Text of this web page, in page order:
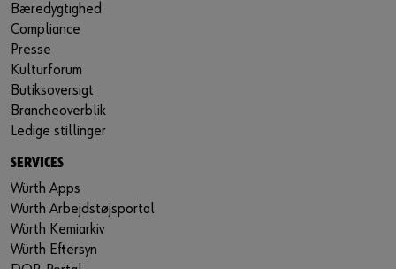
Bæredygtighed
Compliance
Presse
Kulturforum
Butiksoversigt
Brancheoverblik
Ledige stillinger
SERVICES
Würth Apps
Würth Arbejdstøjsportal
Würth Kemiarkiv
Würth Eftersyn